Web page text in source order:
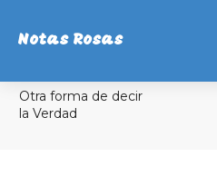
Notas Rosas
Otra forma de decir
la Verdad